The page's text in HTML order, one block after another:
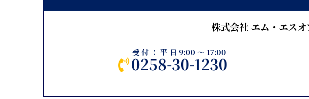
株式会社 エム・エスオ
0258-30-1230
受付：平日9:00～17:00